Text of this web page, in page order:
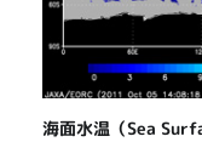
海面水温（Sea